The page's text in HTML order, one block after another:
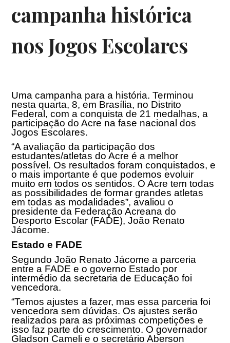
campanha histórica
nos Jogos Escolares
Uma campanha para a história. Terminou
nesta quarta, 8, em Brasília, no Distrito
Federal, com a conquista de 21 medalhas, a
participação do Acre na fase nacional dos
Jogos Escolares.
“A avaliação da participação dos
estudantes/atletas do Acre é a melhor
possível. Os resultados foram conquistados, e
o mais importante é que podemos evoluir
muito em todos os sentidos. O Acre tem todas
as possibilidades de formar grandes atletas
em todas as modalidades”, avaliou o
presidente da Federação Acreana do
Desporto Escolar (FADE), João Renato
Jácome.
Estado e FADE
Segundo João Renato Jácome a parceria
entre a FADE e o governo Estado por
intermédio da secretaria de Educação foi
vencedora.
“Temos ajustes a fazer, mas essa parceria foi
vencedora sem dúvidas. Os ajustes serão
realizados para as próximas competições e
isso faz parte do crescimento. O governador
Gladson Cameli e o secretário Aberson